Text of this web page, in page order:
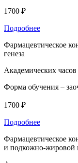
1700 ₽
Подробнее
Фармацевтическое
генеза
Академических часов
Форма обучения –
1700 ₽
Подробнее
Фармацевтическое
и подкожно-жировой